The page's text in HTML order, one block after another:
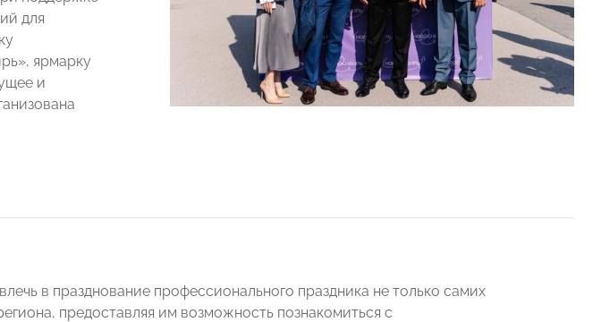
для
ярмарку
и
в празднование профессионального праздника не только самих
предоставляя им возможность познакомиться с